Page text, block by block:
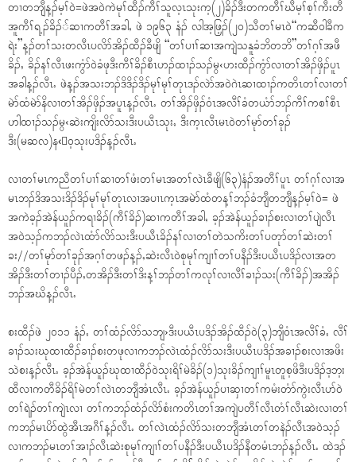
တၢတဘျီန့ၣ်မ့ၢ်၀ဲ=ဖဲအ၀ဲကဲမုၢ်ထီၣ်ကီၢ်သူလ့ၤသုးက့(၂)ခိၣ်ဒီးတကတီၢ်ဃီမ့ၢ်စ့ၢ်ကီးတီ
အူကီၢ်ရ့ၣ်ခိၣ််ဆၢကတီၢ်အခါႇ ဖဲ ၁၉၆၃ နံၣ် လါအ့ဖြ့ၣ်(၂၀)သီတၢ်မၤ၀ဲ“ကဆီ၀ါခီက
ရဲး”န့ၣ်တၢ်သးတလီၤပလိာ်အိၣ်ထီၣ်ခီဖျိ “တၢ်ပၢၢ်ဆၢအကျဲသနူခံဘိတဘိ”တၢ်ဂ့ၢ်အဖီ
ခိၣ်ႇ ခိၣ်နၢ်လီၤဖးကွံာ်၀ဲခံဖုဒီးကီၢ်ခိၣ်စီၤဟၣ်ထၢၣ်သၣ်မွ‹ဟးထီၣ်ကွံာ်လၢတၢ်အိၣ်ဖှိၣ်ပူၤ
အခါန့ၣ်လီၤႉ ဖဲန့ၣ်အသးဘၣ်ဒိဒိၣ်ဒိၣ်မုၢ်မုၢ်တုၤဒၣ်လဲာ်အ၀ဲဂဲၤဆၢထၢၣ်ကတိၤတၢ်လၢတၢ်
မဲာ်ထံမဲာ်နိလၢတၢ်အိၣ်ဖှိၣ်အပူၤန့ၣ်လီၤႉ တၢ်အိၣ်ဖှိၣ်၀ံၤအလီၢ်ခံတယံာ်ဘၣ်ကီၢ်ကစၢ်စီၤ
ဟါထၢၣ်သၣ်မွ‹ဆဲးကျိးလိာ်သးဒီးပယီၤသုးႇ ဒီးက့ၤလီၤမၤ၀ဲတၢ်မုာ်တၢ်ခုၣ်
ဒီး(မဆလ)န‹ၤ၀့သုးပဒိၣ်န့ၣ်လီၤႉ
လၢတၢ်မၤကညီတၢ်ပၢၢ်ဆၢတၢ်ဖံးတၢ်မၤအတၢ်လဲၤခီဖျိ(၆၃)နံၣ်အတီၢ်ပူၤ တၢ်ဂ့ၢ်လၢအ
မၤဘၣ်ဒိအသးဒိၣ်ဒိၣ်မုၢ်မုၢ်တုၤလၢအပၢၤက့ၤအမဲာ်ထံတန့ၢ်ဘၣ်ခံဘျီတဘျီန့ၣ်မ့ၢ်၀ဲ= ဖဲ
အကဲခ့ၣ်အဲန်ယူၣ်ကရၢခိၣ်(ကီၢ်ခိၣ်)ဆၢကတီၢ်အခါႇ ခ့ၣ်အဲန်ယူၣ်ခၢၣ်စးလၢတၢ်ပျဲလီၤ
အ၀ဲသ့ၣ်ကဘၣ်လဲၤထံာ်လိာ်သးဒီးပယီၤခိၣ်နၢ်လၢတၢ်တဲသကိးတၢ်ပတုာ်တၢ်ဆဲးတၢ်
ခး//တၢ်မုာ်တၢ်ခုၣ်အဂ့ၢ်တဖၣ်န့ၣ်ႇဆဲးလီၤ၀ဲစုမုၢ်ကျၢၢ်တၢ်ပနီၣ်ဒီးပယီၤပဒိၣ်လၢအတ
အိၣ်ဒီးတၢ်တၢၣ်ပီၣ်ႇတအိၣ်ဒီးတၢ်ဒိးန့ၢ်ဘၣ်တၢ်ကလုၢ်လၢလီၢ်ခၢၣ်သး(ကီၢ်ခိၣ်)အအိၣ်
ဘၣ်အဃိန့ၣ်လီၤႉ
စးထီၣ်ဖဲ ၂၀၁၁ နံၣ်ႇ တၢ်ထံၣ်လိာ်သဘျ›ဒီးပယီၤပဒိၣ်အိၣ်ထီၣ်၀ဲ(၃)ဘျီ၀ံၤအလီၢ်ခံႇ လီၢ်
ခၢၣ်သးဃုထၢထီၣ်ခၢၣ်စးတဖုလၢကဘၣ်လဲၤထံၣ်လိာ်သးဒီးပယီၤပဒိၣ်အခၢၣ်စးလၢအဖိး
သဲစးန့ၣ်လီၤႉ ခ့ၣ်အဲန်ယူၣ်ဃုထၢထီၣ်၀ဲသုးရိၢ်မဲခိၣ်(၁)သုးခိၣ်ကျၢၢ်မူၤတူစ့ဖိဒီးပဒိၣ်ဒ့ဘ့း
ထီလၢကတီခိၣ်ရိၢ်မဲတၢ်လဲၤတဘျီအံၤလီၤႉ ခ့ၣ်အဲန်ယူၣ်ပၢဆှၢတၢ်ကမံးတံာ်ကွဲးလီၤပာ်၀ဲ
တၢ်ရဲၣ်တၢ်ကျဲၤလၢ တၢ်ကဘၣ်ထံၣ်လိာ်စံးကတိၤတၢ်အကျဲပတီၢ်လီၤတံၢ်လီၤဆဲးလၢတၢ်
ကဘၣ်မၤပိာ်ထွဲအီၤအဂီၢ်န့ၣ်လီၤႉ တၢ်လဲၤထံၣ်လိာ်သးတဘျီအံၤတၢ်တနဲၣ်လီၤအ၀ဲသ့ၣ်
လၢကဘၣ်မၤတၢ်အၢၣ်လီၤဆဲးစုမုၢ်ကျၢၢ်တၢ်ပနီၣ်ဒီးပယီၤပဒိၣ်နီတမံၤဘၣ်န့ၣ်လီၤႉ ထဲဒၣ်